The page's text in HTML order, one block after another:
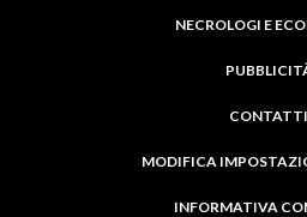
NECROLOGI E
CONTATTI
MODIFICA
INFORMATIVA